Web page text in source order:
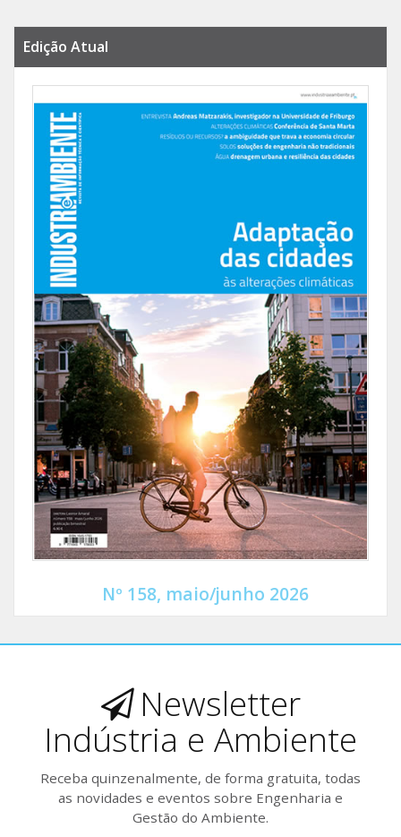
Edição Atual
Nº 158, maio/junho 2026
Newsletter
Indústria e Ambiente
Receba quinzenalmente, de forma gratuita, todas
as novidades e eventos sobre Engenharia e
Gestão do Ambiente.